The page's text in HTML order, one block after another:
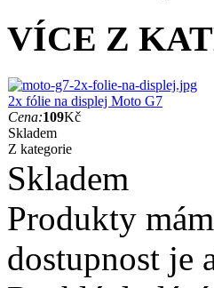
VÍCE Z
2x fólie na displej Moto G7
Cena:109Kč
Skladem
Z kategorie
Skladem
Produkty
dostupnost je